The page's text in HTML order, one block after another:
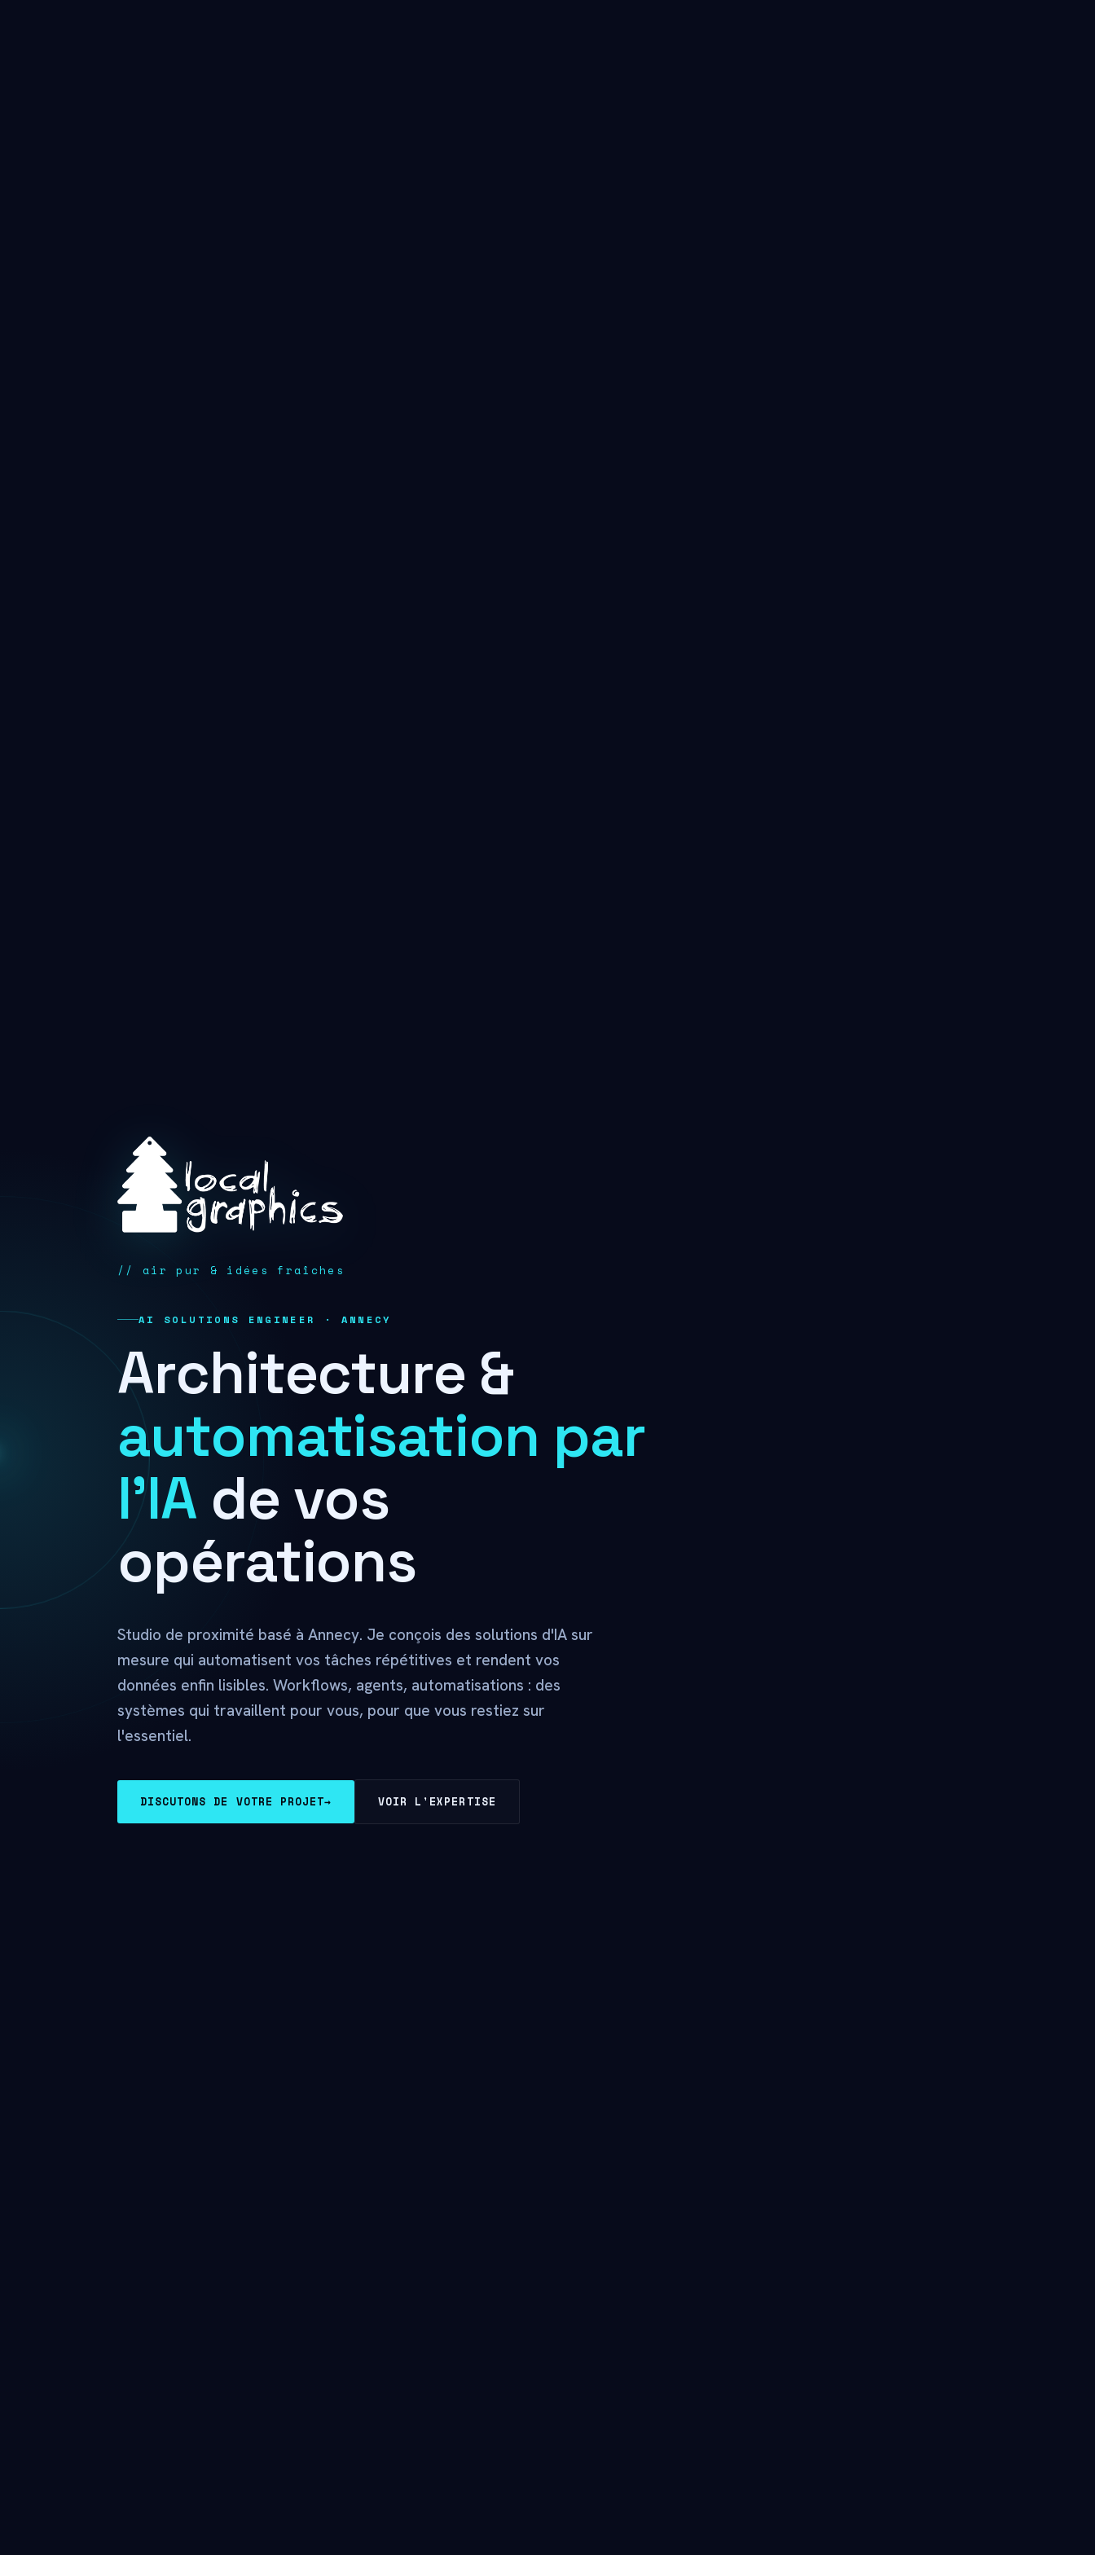
// air pur & idées fraîches
AI SOLUTIONS ENGINEER · ANNECY
Architecture &
automatisation par
l'IAde vos
opérations
Studio de proximité basé à Annecy. Je conçois des solutions d'IA sur
mesure qui automatisent vos tâches répétitives et rendent vos
données enfin lisibles. Workflows, agents, automatisations : des
systèmes qui travaillent pour vous, pour que vous restiez sur
l'essentiel.
DISCUTONS DE VOTRE PROJET→ VOIR L'EXPERTISE